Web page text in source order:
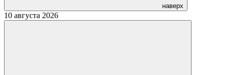
наверх
10 августа 2026